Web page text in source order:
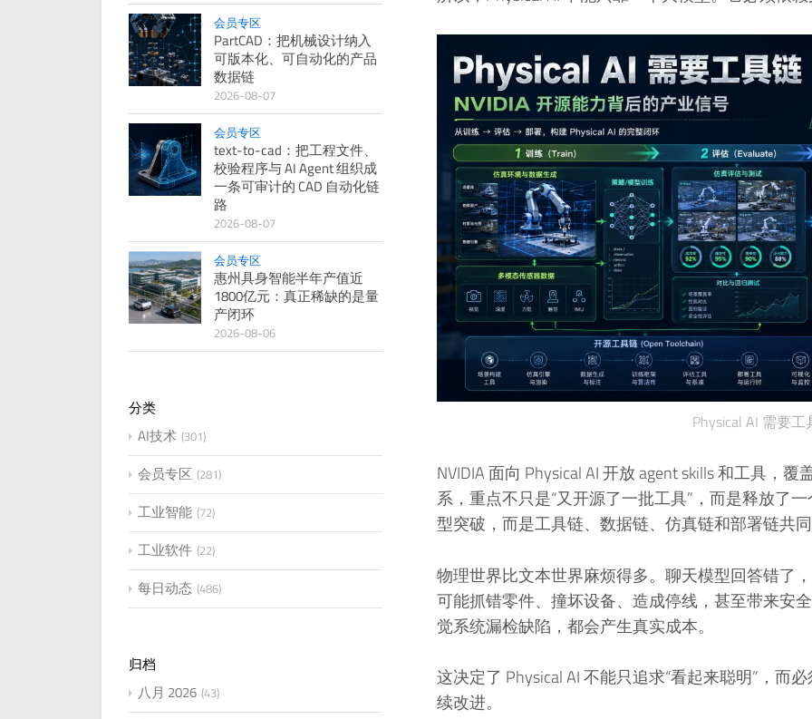
Physical AI 需要工
NVIDIA 面向 Physical AI 开放 agent skills 和工具，覆
系，重点不只是“又开源了一批工具”，而是释放了
型突破，而是工具链、数据链、仿真链和部署链共
物理世界比文本世界麻烦得多。聊天模型回答错了
可能抓错零件、撞坏设备、造成停线，甚至带来安
觉系统漏检缺陷，都会产生真实成本。
这决定了 Physical AI 不能只追求“看起来聪明”，而
续改进。
会员专区
PartCAD：把机械设计纳入
可版本化、可自动化的产品
数据链
2026-08-07
会员专区
text-to-cad：把工程文件、
校验程序与 AI Agent 组织成
一条可审计的 CAD 自动化链
路
2026-08-07
会员专区
惠州具身智能半年产值近
1800亿元：真正稀缺的是量
产闭环
2026-08-06
分类
AI技术 301
会员专区 281
工业智能 72
工业软件 22
每日动态 486
归档
八月 2026 43